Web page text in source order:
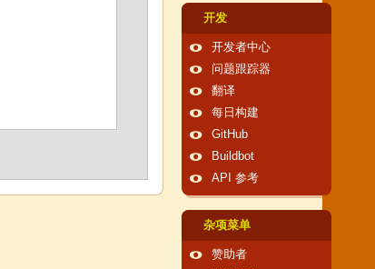
开发
开发者中心
问题跟踪器
翻译
每日构建
GitHub
Buildbot
API 参考
杂项菜单
赞助者